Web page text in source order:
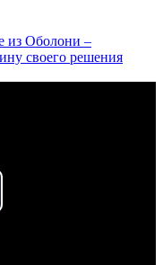
из Оболони –
своего решения